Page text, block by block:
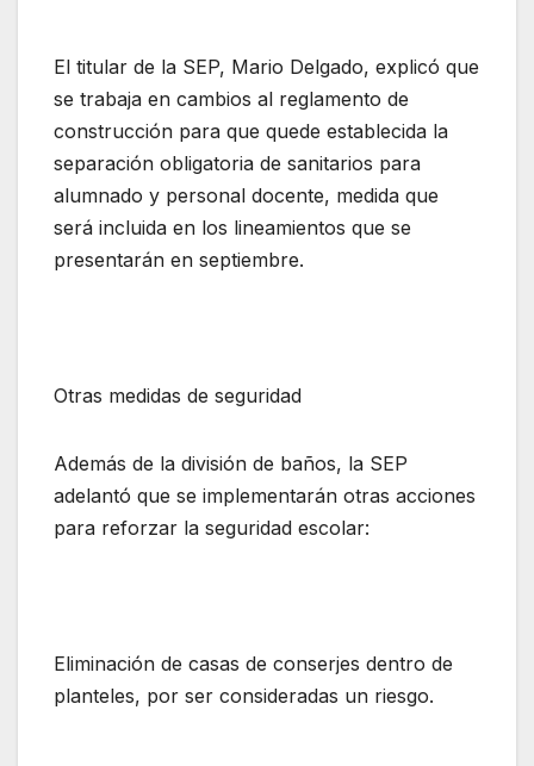
El titular de la SEP, Mario Delgado, explicó que
se trabaja en cambios al reglamento de
construcción para que quede establecida la
separación obligatoria de sanitarios para
alumnado y personal docente, medida que
será incluida en los lineamientos que se
presentarán en septiembre.
Otras medidas de seguridad
Además de la división de baños, la SEP
adelantó que se implementarán otras acciones
para reforzar la seguridad escolar:
Eliminación de casas de conserjes dentro de
planteles, por ser consideradas un riesgo.